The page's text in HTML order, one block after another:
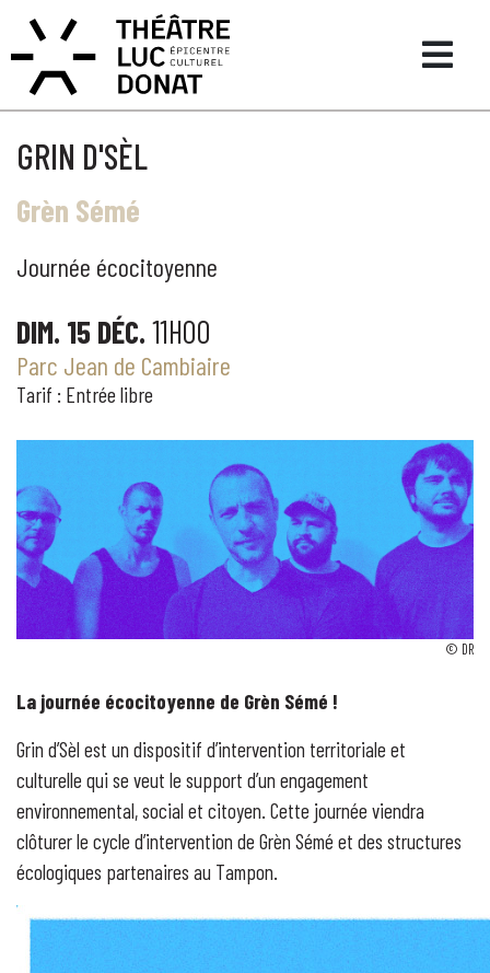
GRIN D'SÈL
Grèn Sémé
Journée écocitoyenne
DIM. 15 DÉC. 11H00
Parc Jean de Cambiaire
Tarif : Entrée libre
© DR
La journée écocitoyenne de Grèn Sémé !
Grin d’Sèl est un dispositif d’intervention territoriale et
culturelle qui se veut le support d’un engagement
environnemental, social et citoyen. Cette journée viendra
clôturer le cycle d’intervention de Grèn Sémé et des structures
écologiques partenaires au Tampon.